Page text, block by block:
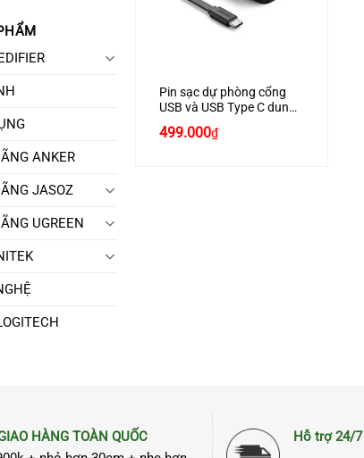
ANKER
JASOZ
UGREEN
Pin sạc dự phòng cổng
USB và USB Type C dung
hãng Ugreen 80749 cao
499.000₫
HÀNG TOÀN QUỐC
Hỗ trợ 24/7